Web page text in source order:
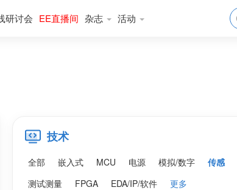
研讨会 EE直播间 杂志 活动
技术
全部 嵌入式 MCU 电源 模拟/数字
传感
测试测量
FPGA EDA/IP/软件 更多